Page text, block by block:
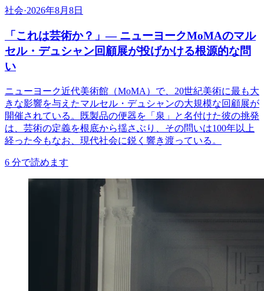
社会·2026年8月8日
「これは芸術か？」— ニューヨークMoMAのマル
セル・デュシャン回顧展が投げかける根源的な問
い
ニューヨーク近代美術館（MoMA）で、20世紀美術に最も大
きな影響を与えたマルセル・デュシャンの大規模な回顧展が
開催されている。既製品の便器を「泉」と名付けた彼の挑発
は、芸術の定義を根底から揺さぶり、その問いは100年以上
経った今もなお、現代社会に鋭く響き渡っている。
6 分で読めます